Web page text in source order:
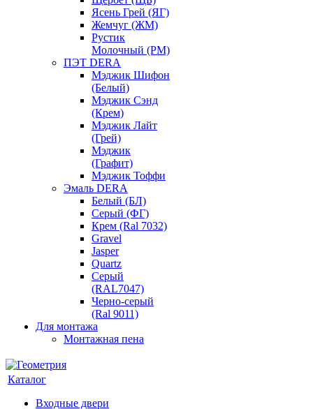
Ясень Грей (ЯГ)
Жемчуг (ЖМ)
Рустик
Молочный (РМ)
ПЭТ DERA
Мэджик Шифон
(Белый)
Мэджик Сэнд
(Крем)
Мэджик Лайт
(Грей)
Мэджик
(Графит)
Мэджик Тоффи
Эмаль DERA
Белый (БЛ)
Серый (ФГ)
Крем (Ral 7032)
Gravel
Jasper
Quartz
Серый
(RAL7047)
Черно-серый
(Ral 9011)
Для монтажа
Монтажная пена
Каталог
Входные двери